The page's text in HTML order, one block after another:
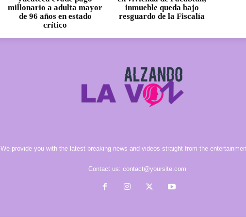
millonario a adulta mayor
de 96 años en estado
crítico
inmueble queda bajo
resguardo de la Fiscalía
We provide you with the latest breaking news and videos straight from the
Contact us: contact@yoursite.com